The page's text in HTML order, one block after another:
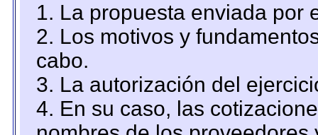
1. La propuesta enviada por
2. Los motivos y
cabo.
3. La autorización del
4. En su caso, las